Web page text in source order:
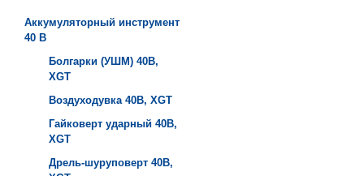
Аккумуляторный инструмент
40 B
Болгарки (УШМ) 40B,
XGT
Воздуходувка 40B, XGT
Гайковерт ударный 40B,
XGT
Дрель-шуруповерт 40B,